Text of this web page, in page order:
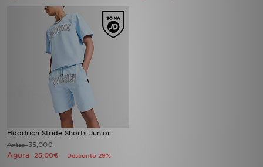
Hoodrich Stride Shorts Junior
Antes35,00€
Agora 25,00€ Desconto 29%